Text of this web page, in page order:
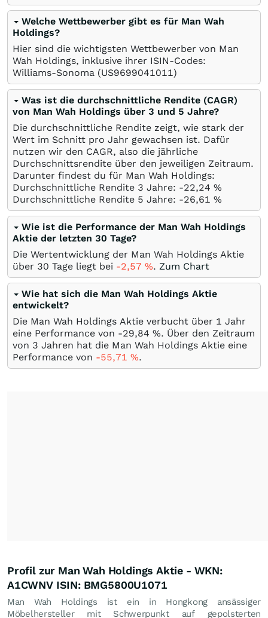
Welche Wettbewerber gibt es für Man Wah
Holdings?
Hier sind die wichtigsten Wettbewerber von Man
Wah Holdings, inklusive ihrer ISIN-Codes:
Williams-Sonoma (US9699041011)
Was ist die durchschnittliche Rendite (CAGR)
von Man Wah Holdings über 3 und 5 Jahre?
Die durchschnittliche Rendite zeigt, wie stark der
Wert im Schnitt pro Jahr gewachsen ist. Dafür
nutzen wir den CAGR, also die jährliche
Durchschnittsrendite über den jeweiligen Zeitraum.
Darunter findest du für Man Wah Holdings:
Durchschnittliche Rendite 3 Jahre: -22,24 %
Durchschnittliche Rendite 5 Jahre: -26,61 %
Wie ist die Performance der Man Wah Holdings
Aktie der letzten 30 Tage?
Die Wertentwicklung der Man Wah Holdings Aktie
über 30 Tage liegt bei -2,57 %. Zum Chart
Wie hat sich die Man Wah Holdings Aktie
entwickelt?
Die Man Wah Holdings Aktie verbucht über 1 Jahr
eine Performance von -29,84 %. Über den Zeitraum
von 3 Jahren hat die Man Wah Holdings Aktie eine
Performance von -55,71 %.
Profil zur Man Wah Holdings Aktie - WKN:
A1CWNV ISIN: BMG5800U1071
Man Wah Holdings ist ein in Hongkong ansässiger
Möbelhersteller mit Schwerpunkt auf gepolsterten